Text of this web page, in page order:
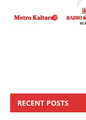
RECENT POSTS